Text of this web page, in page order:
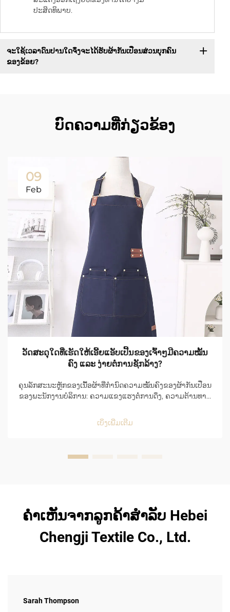
ປະສິດທິພາບ.
ຈະໃຊ້ເວລາດົນປານໃດຈຶ່ງຈະໄດ້ຮັບຜ້າກັນເປື່ອນສ່ວນບຸກຄົນ
ຂອງຂ້ອຍ?
ບົດຄວາມທີ່ກ່ຽວຂ້ອງ
09
Feb
ວັດສະດຸໃດທີ່ເຮັດໃຫ້ເອີ້ຍແອັບເປີ້ນຂອງເຈົ້າໆມີຄວາມໝັ້ນ
ຄົງ ແລະ ງ່າຍຕໍ່ການຊັກລ້າງ?
ຄຸນລັກສະນະຫຼັກຂອງເນື້ອຜ້າທີ່ກຳນົດຄວາມໝັ້ນຄົງຂອງຜ້າກັນເປື່ອນ
ຂອງພະນັກງານບໍລິການ: ຄວາມແຂງແຮງຕໍ່ການດຶງ, ຄວາມຕ້ານທານ
ກັນເປື່ອນຂອງພະນັກງານບໍລິການໄດ້ຮັບຄວາມເສຍຫາຍຢ່າງຮຸນແຮງ
ແລະ ຕໍ່ເນື່ອງທຸກວັນ, ດັ່ງນັ້ນຈຶ່ງຕ້ອງການຄວາມໝັ້ນຄົງຢ່າງຮຸນແຮງ
ເບິ່ງເພີ່ມເຕີມ
ຄຳເຫັນຈາກລູກຄ້າສຳລັບ Hebei
Chengji Textile Co., Ltd.
Sarah Thompson